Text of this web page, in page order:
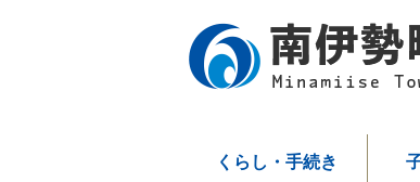
くらし・手続き